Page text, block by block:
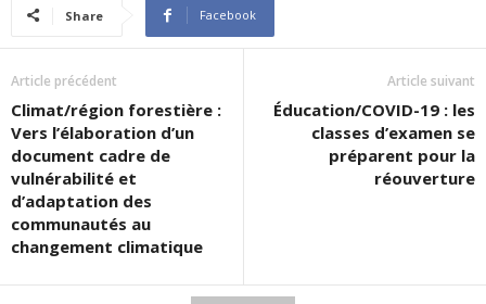
Share Facebook
Article précédent
Climat/région forestière :
Vers l’élaboration d’un
document cadre de
vulnérabilité et
d’adaptation des
communautés au
changement climatique
Article suivant
Éducation/COVID-19 : les
classes d’examen se
préparent pour la
réouverture